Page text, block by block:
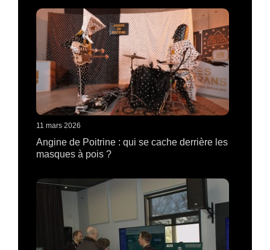
11 mars 2026
Angine de Poitrine : qui se cache derrière les
masques à pois ?